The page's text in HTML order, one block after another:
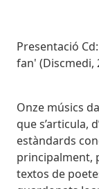
Subtitol
Presentació
fan' (Discmedi,
Onze músics
que s’articula,
estàndards
principalment,
textos de